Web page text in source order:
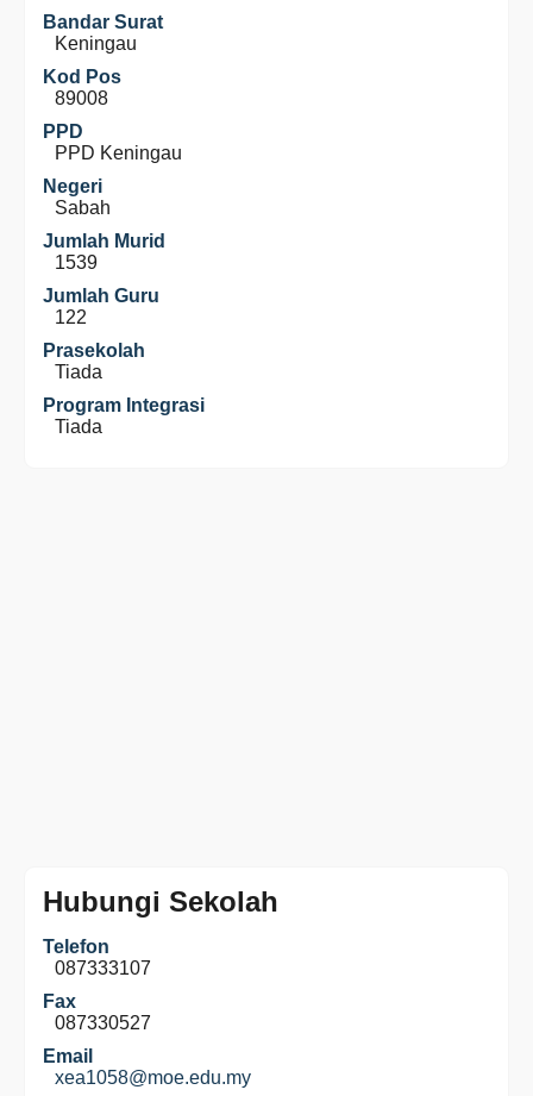
Bandar Surat
Keningau
Kod Pos
89008
PPD
PPD Keningau
Negeri
Sabah
Jumlah Murid
1539
Jumlah Guru
122
Prasekolah
Tiada
Program Integrasi
Tiada
Hubungi Sekolah
Telefon
087333107
Fax
087330527
Email
xea1058@moe.edu.my